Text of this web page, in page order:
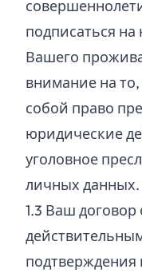
подписаться
Вашего
внимание на
собой право
юридические
уголовное
личных данных.
1.3 Ваш договор
подтверждения